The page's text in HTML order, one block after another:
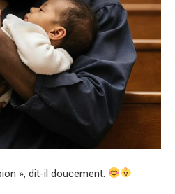
», dit-il doucement.